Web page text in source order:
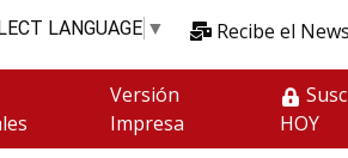
LANGUAGE ▼ Recibe el
Versión
Impresa
HOY